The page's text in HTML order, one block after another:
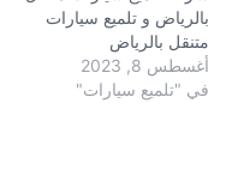
بالرياض و تلميع سيارات
متنقل بالرياض
أغسطس 8, 2023
في "تلميع سيارات"